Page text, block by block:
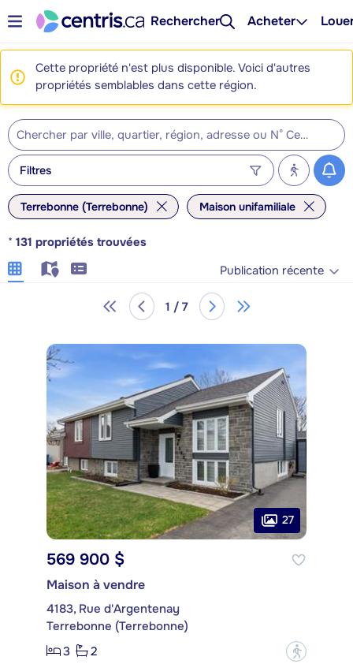
Rechercher Acheter
Cette propriété n'est plus disponible. Voici d'autres
propriétés semblables dans cette région.
Filtres
Terrebonne (Terrebonne) Maison unifamiliale
* 131 propriétés trouvées
Publication récente
1 / 7
27
569 900 $
Maison à vendre
4183, Rue d'Argentenay
Terrebonne (Terrebonne)
3
2 ?